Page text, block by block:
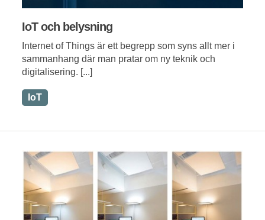
IoT och belysning
Internet of Things är ett begrepp som syns allt mer i
sammanhang där man pratar om ny teknik och
digitalisering. [...]
IoT